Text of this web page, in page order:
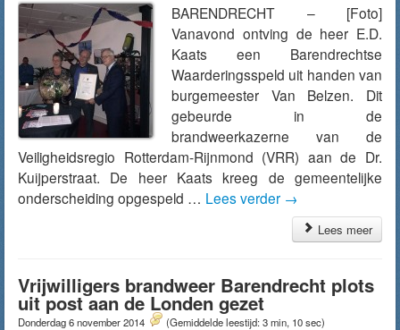
BARENDRECHT – [Foto]
Vanavond ontving de heer E.D.
Kaats een Barendrechtse
Waarderingsspeld uit handen van
burgemeester Van Belzen. Dit
gebeurde in de
brandweerkazerne van de
Veiligheidsregio Rotterdam-Rijnmond (VRR) aan de Dr.
Kuijperstraat. De heer Kaats kreeg de gemeentelijke
onderscheiding opgespeld … Lees verder →
Lees meer
Vrijwilligers brandweer Barendrecht plots
uit post aan de Londen gezet
Donderdag 6 november 2014 (Gemiddelde leestijd: 3 min, 10 sec)